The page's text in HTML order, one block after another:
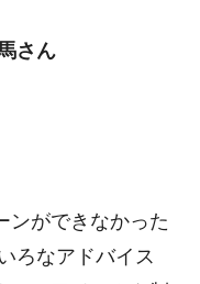
さん
ンができなかった
ろなアドバイス